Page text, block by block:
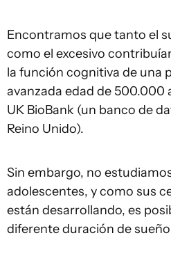
Encontramos que tanto el
como el excesivo
la función cognitiva de una
avanzada edad de 500.000
UK BioBank (un banco de
Reino Unido).
Sin embargo, no
adolescentes, y como sus
están desarrollando, es
diferente duración de